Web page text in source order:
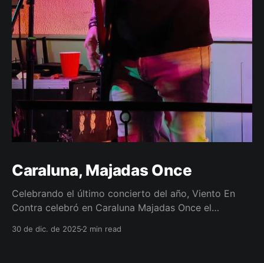
Caraluna, Majadas Once
Celebrando el último concierto del año, Viento En
Contra celebró en Caraluna Majadas Once el
30 de dic. de 2025 2 min read